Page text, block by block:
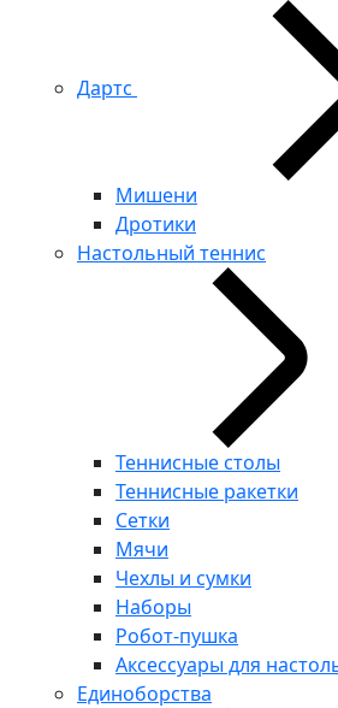
Дартс
Мишени
Дротики
Настольный теннис
Теннисные столы
Теннисные ракетки
Сетки
Мячи
Чехлы и сумки
Наборы
Робот-пушка
Аксессуары для
Единоборства